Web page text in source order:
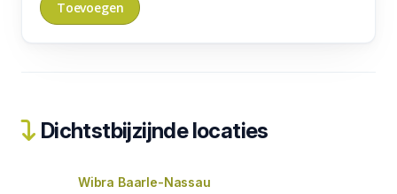
Dichtstbijzijnde locaties
Wibra Baarle-Nassau